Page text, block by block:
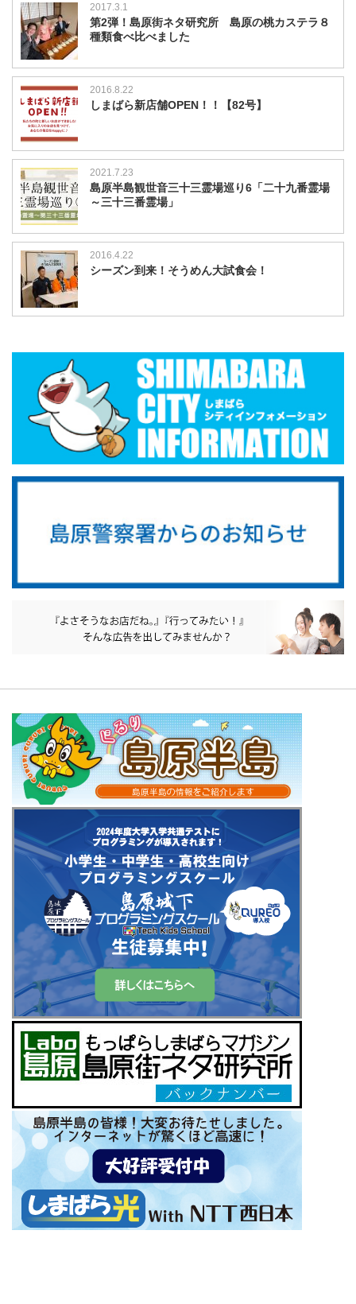
2017.3.1
第2弾！島原街ネタ研究所 島原の桃カステラ８
種類食べ比べました
2016.8.22
しまばら新店舗OPEN！！【82号】
2021.7.23
島原半島観世音三十三霊場巡り6「二十九番霊場
～三十三番霊場」
2016.4.22
シーズン到来！そうめん大試食会！